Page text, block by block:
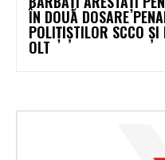
ÎN DOUĂ DOSARE
POLIȚIȘTILOR SCCO
OLT